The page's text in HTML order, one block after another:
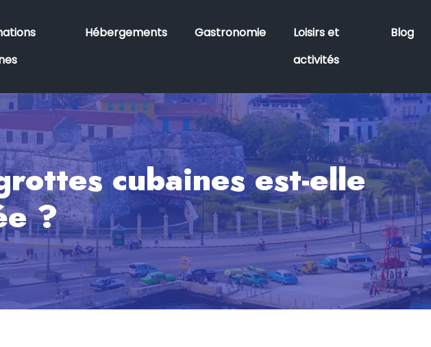
Hébergements Gastronomie
Loisirs et
activités
Blog
cubaines est-elle
?